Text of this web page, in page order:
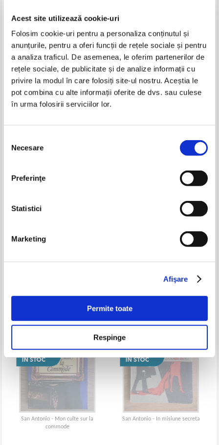
Acest site utilizează cookie-uri
Folosim cookie-uri pentru a personaliza conținutul și
anunțurile, pentru a oferi funcții de rețele sociale și pentru
a analiza traficul. De asemenea, le oferim partenerilor de
rețele sociale, de publicitate și de analize informații cu
privire la modul în care folosiți site-ul nostru. Aceștia le
pot combina cu alte informații oferite de dvs. sau culese
în urma folosirii serviciilor lor.
consimțământului
Necesare
Preferinţe
Statistici
Marketing
Afişare
Permite toate
Respinge
Lauren Weisberger - People or
IN STOC
Adaugă în coș
Serge Laforest - Gaunce charge
Adaugă în coș
chah
San Antonio - Mon culte sur la
commode
San Antonio - In misiune secreta